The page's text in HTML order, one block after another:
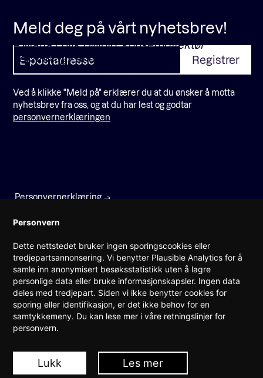
– Maria Ervik Løvold, konserndirektør
Technology and Services i DNB
ina@teknorge.no
Fredrik Syversen
Direktør strategi- og forretningsutvikling
fs@teknorge.no
92032470
Prinsens gate 22
0157 Oslo
(+47) 960 08 142
post@teknorge.no
Ansvarlig webredaktør:
Meld deg på vårt nyhetsbrev!
Ved å klikke "Meld på" erklærer du at du ønsker å motta
nyhetsbrev fra oss, og at du har lest og godtar
personvernerklæringen
Personvernerklæring
Personvern
Dette nettstedet bruker ingen sporingscookies eller
tredjepartsannonsering. Vi benytter Plausible Analytics for å
samle inn anonymisert besøksstatistikk uten å lagre
personlige data eller bruke informasjonskapsler. Ingen data
deles med tredjepart. Siden vi ikke benytter cookies for
sporing eller identifikasjon, er det ikke behov for en
samtykkemeny. Du kan lese mer i våre retningslinjer for
personvern.
Lukk Les mer